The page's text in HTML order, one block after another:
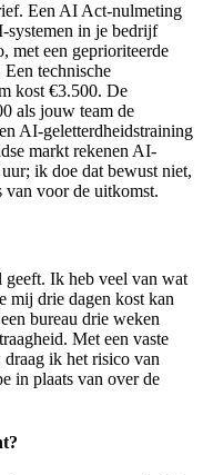
Een AI Act-nulmeting
systemen in je bedrijf
met een geprioriteerde
technische
kost €3.500. De
als jouw team de
AI-geletterdheidstraining
markt rekenen AI-
ik doe dat bewust niet,
voor de uitkomst.
geeft. Ik heb veel van wat
mij drie dagen kost kan
bureau drie weken
Met een vaste
ik het risico van
in plaats van over de